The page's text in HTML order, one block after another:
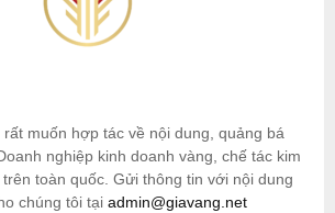
muốn hợp tác về nội dung, quảng bá
nghiệp kinh doanh vàng, chế tác kim
toàn quốc. Gửi thông tin với nội dung
chúng tôi tại admin@giavang.net